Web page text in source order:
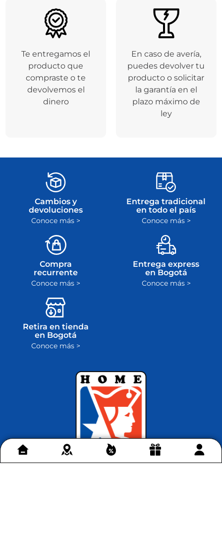
Te entregamos el
producto que
compraste o te
devolvemos el
dinero
En caso de avería,
puedes devolver tu
producto o solicitar
la garantía en el
plazo máximo de
ley
Cambios y
devoluciones
Conoce más >
Entrega tradicional
en todo el país
Conoce más >
Compra
recurrente
Conoce más >
Entrega express
en Bogotá
Conoce más >
Retira en tienda
en Bogotá
Conoce más >